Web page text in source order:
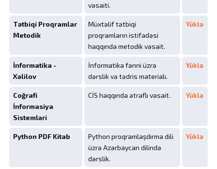
vəsaiti.
Tətbiqi Proqramlar
Metodik
Müxtəlif tətbiqi
proqramların istifadəsi
haqqında metodik vəsait.
Yüklə
İnformatika -
Xəlilov
İnformatika fənni üzrə
dərslik və tədris materialı.
Yüklə
Coğrafi
İnformasiya
Sistemləri
CİS haqqında ətraflı vəsait. Yüklə
Python PDF Kitab
Python proqramlaşdırma dili
üzrə Azərbaycan dilində
dərslik.
Yüklə